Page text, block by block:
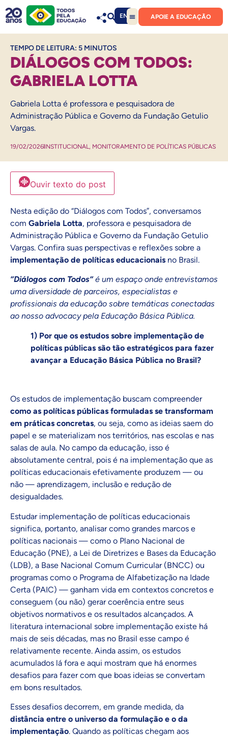
EN APOIE A EDUCAÇÃO
TEMPO DE LEITURA: 5 MINUTOS
DIÁLOGOS COM TODOS:
GABRIELA LOTTA
Gabriela Lotta é professora e pesquisadora de
Administração Pública e Governo da Fundação Getulio
Vargas.
19/02/2026INSTITUCIONAL , MONITORAMENTO DE POLÍTICAS PÚBLICAS
Ouvir texto do post
Nesta edição do “Diálogos com Todos”, conversamos
com Gabriela Lotta, professora e pesquisadora de
Administração Pública e Governo da Fundação Getulio
Vargas. Confira suas perspectivas e reflexões sobre a
implementação de políticas educacionais no Brasil.
“Diálogos com Todos”é um espaço onde entrevistamos
uma diversidade de parceiros, especialistas e
profissionais da educação sobre temáticas conectadas
ao nosso advocacy pela Educação Básica Pública.
1) Por que os estudos sobre implementação de
políticas públicas são tão estratégicos para fazer
avançar a Educação Básica Pública no Brasil?
Os estudos de implementação buscam compreender
como as políticas públicas formuladas se transformam
em práticas concretas, ou seja, como as ideias saem do
papel e se materializam nos territórios, nas escolas e nas
salas de aula. No campo da educação, isso é
absolutamente central, pois é na implementação que as
políticas educacionais efetivamente produzem — ou
não — aprendizagem, inclusão e redução de
desigualdades.
Estudar implementação de políticas educacionais
significa, portanto, analisar como grandes marcos e
políticas nacionais — como o Plano Nacional de
Educação (PNE), a Lei de Diretrizes e Bases da Educação
(LDB), a Base Nacional Comum Curricular (BNCC) ou
programas como o Programa de Alfabetização na Idade
Certa (PAIC) — ganham vida em contextos concretos e
conseguem (ou não) gerar coerência entre seus
objetivos normativos e os resultados alcançados. A
literatura internacional sobre implementação existe há
mais de seis décadas, mas no Brasil esse campo é
relativamente recente. Ainda assim, os estudos
acumulados lá fora e aqui mostram que há enormes
desafios para fazer com que boas ideias se convertam
em bons resultados.
Esses desafios decorrem, em grande medida, da
distância entre o universo da formulação e o da
implementação. Quando as políticas chegam aos